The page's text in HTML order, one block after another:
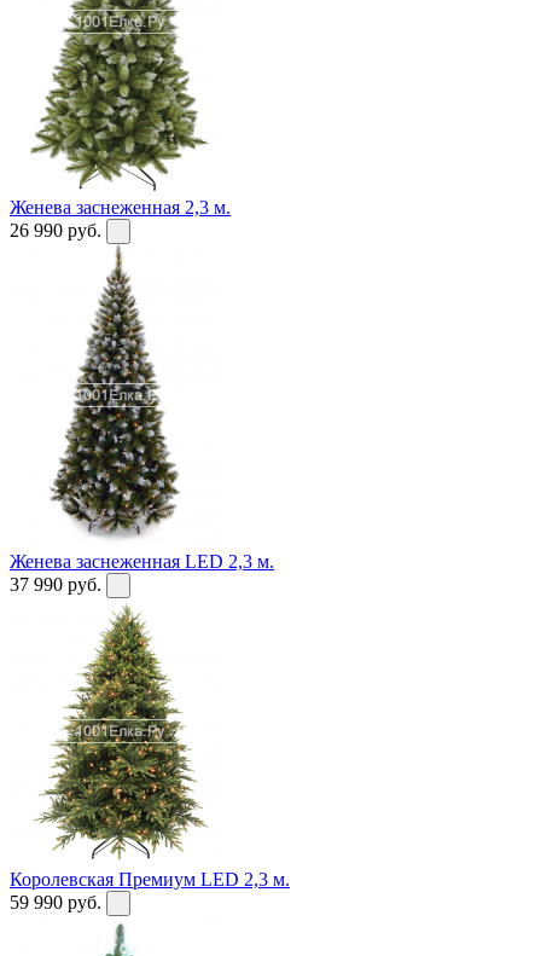
Женева заснеженная 2,3 м.
26 990 руб.
Женева заснеженная LED 2,3 м.
37 990 руб.
Королевская Премиум LED 2,3 м.
59 990 руб.